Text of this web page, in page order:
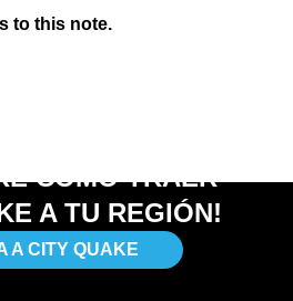
to this note.
CÓMO TRAER
A TU REGIÓN!
A CITY QUAKE